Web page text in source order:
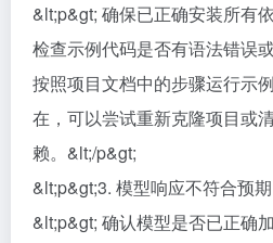
&lt;p&gt; 确保已正确安装所有
检查示例代码是否有语法错误
按照项目文档中的步骤运行示
在，可以尝试重新克隆项目或
赖。&lt;/p&gt;
&lt;p&gt;3. 模型响应不符合预
&lt;p&gt; 确认模型是否已正确